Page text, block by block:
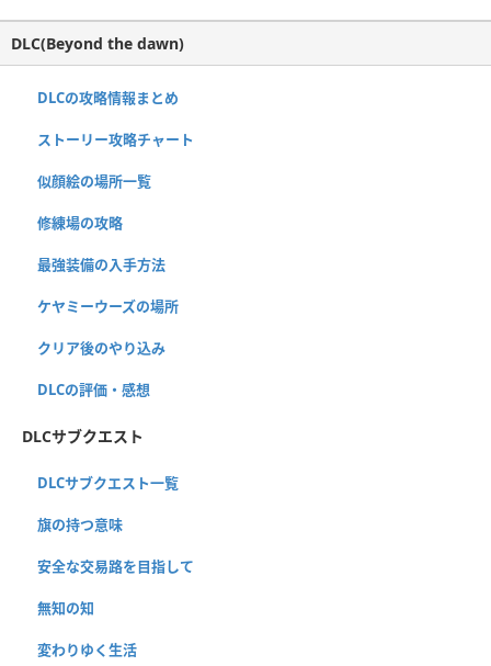
DLC(Beyond the dawn)
DLCの攻略情報まとめ
ストーリー攻略チャート
似顔絵の場所一覧
修練場の攻略
最強装備の入手方法
ケヤミーウーズの場所
クリア後のやり込み
DLCの評価・感想
DLCサブクエスト
DLCサブクエスト一覧
旗の持つ意味
安全な交易路を目指して
無知の知
変わりゆく生活